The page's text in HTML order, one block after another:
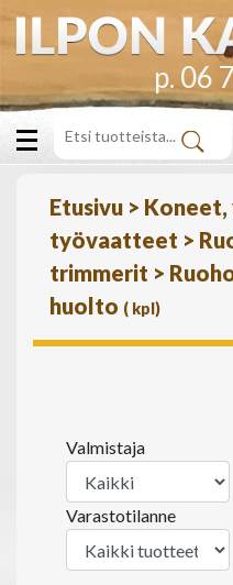
p. 06
Etusivu > Koneet,
työvaatteet >
trimmerit >
huolto ( kpl)
Valmistaja
Varastotilanne